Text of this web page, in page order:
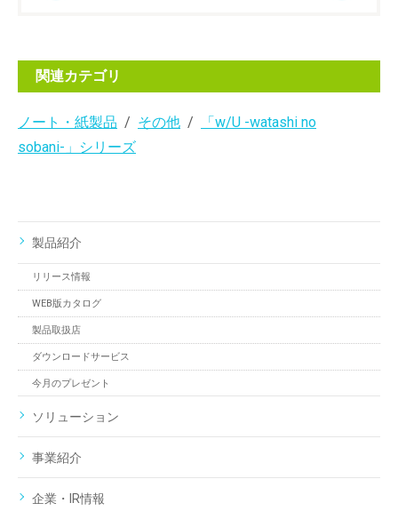
関連カテゴリ
ノート・紙製品 その他
「w/U -watashi no
sobani-」シリーズ
製品紹介
リリース情報
WEB版カタログ
製品取扱店
ダウンロードサービス
今月のプレゼント
ソリューション
事業紹介
企業・IR情報